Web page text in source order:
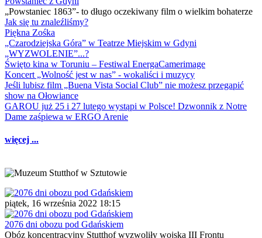
„Powstaniec 1863”- to długo oczekiwany film o wielkim bohaterze
Jak się tu znaleźliśmy?
Piękna Zośka
„Czarodziejska Góra” w Teatrze Miejskim w Gdyni
„WYZWOLENIE”...?
Święto kina w Toruniu – Festiwal EnergaCamerimage
Koncert „Wolność jest w nas” - wokaliści i muzycy
Jeśli lubisz film „Buena Vista Social Club” nie możesz przegapić
show na Ołowiance
GAROU już 25 i 27 lutego wystąpi w Polsce! Dzwonnik z Notre
Dame zaśpiewa w ERGO Arenie
więcej ...
piątek, 16 września 2022 18:15
2076 dni obozu pod Gdańskiem
Obóz koncentracyjny Stutthof wyzwoliły wojska III Frontu